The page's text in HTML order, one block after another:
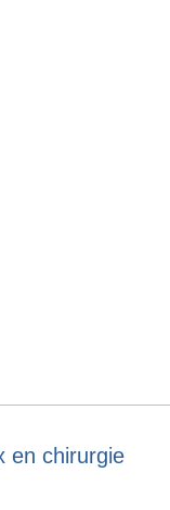
en chirurgie